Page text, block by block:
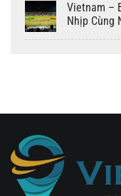
Vietnam –
Nhịp Cùng